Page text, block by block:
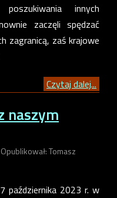
innych
zaczęli spędzać
zagranicą, zaś krajowe
Czytaj dalej...
naszym
Opublikował: Tomasz
października 2023 r. w